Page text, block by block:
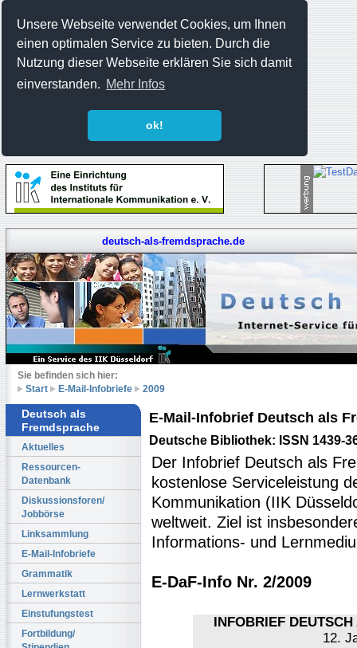
Unsere Webseite verwendet Cookies, um Ihnen
einen optimalen Service zu bieten. Durch die
Nutzung dieser Webseite erklären Sie sich damit
einverstanden. Mehr Infos
ok!
deutsch-als-fremdsprache.de
Sie befinden sich hier:
Start
E-Mail-Infobriefe 2009
Deutsch als
Fremdsprache
Aktuelles
Ressourcen-
Datenbank
Diskussionsforen/
Jobbörse
Linksammlung
E-Mail-Infobriefe
Grammatik
Lernwerkstatt
Einstufungstest
Fortbildung/
E-Mail-Infobrief Deutsch als
Deutsche Bibliothek: ISSN 1439-
Der Infobrief Deutsch als
kostenlose Serviceleistung
Kommunikation (IIK
weltweit. Ziel ist
Informations- und
E-DaF-Info Nr. 2/2009
INFOBRIEF
12.